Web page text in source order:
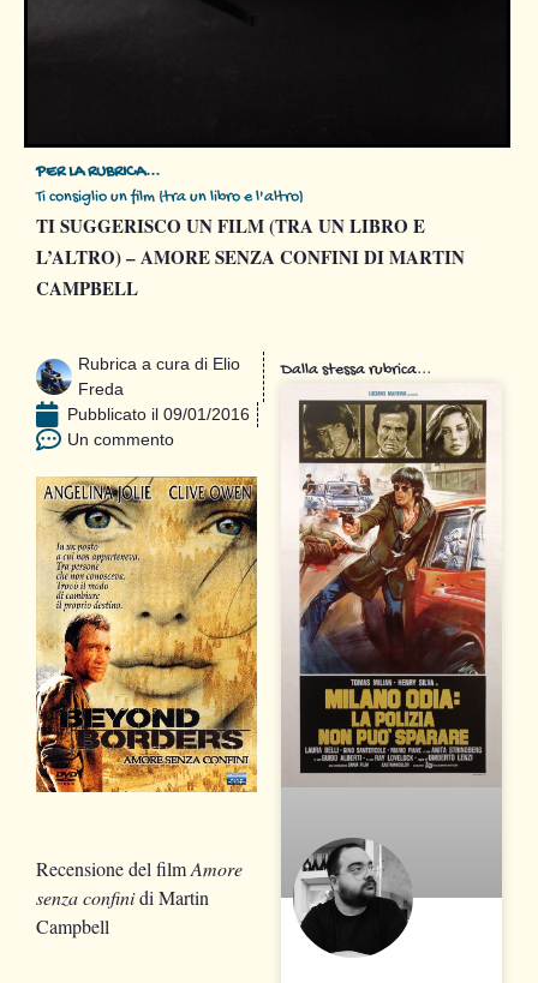
PER LA RUBRICA...
Ti consiglio un film (tra un libro e l'altro)
TI SUGGERISCO UN FILM (TRA UN LIBRO E
L’ALTRO) – AMORE SENZA CONFINI DI MARTIN
CAMPBELL
Rubrica a cura di Elio
Freda
Pubblicato il 09/01/2016
Un commento
Recensione del filmAmore
senza confinidi Martin
Campbell
Dalla stessa rubrica...